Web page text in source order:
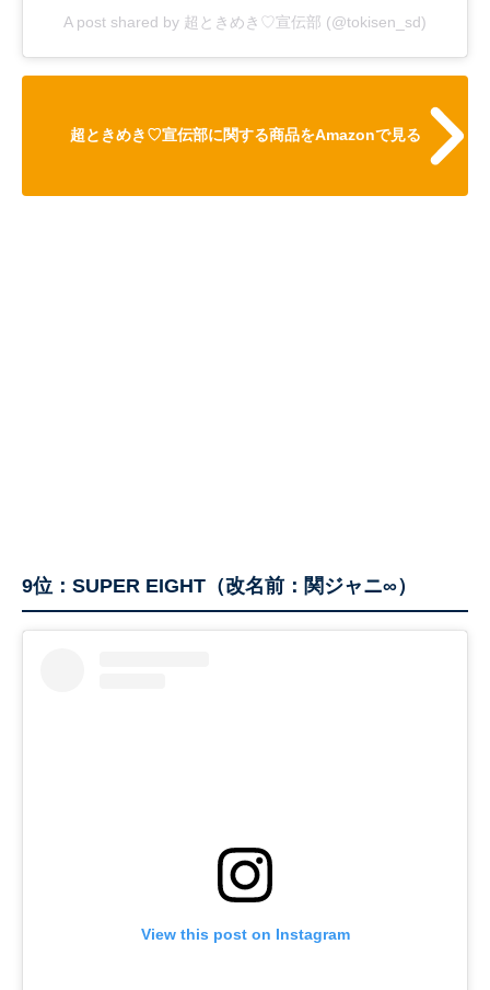
A post shared by 超ときめき♡宣伝部 (@tokisen_sd)
超ときめき♡宣伝部に関する商品をAmazonで見る
9位：SUPER EIGHT（改名前：関ジャニ∞）
View this post on Instagram